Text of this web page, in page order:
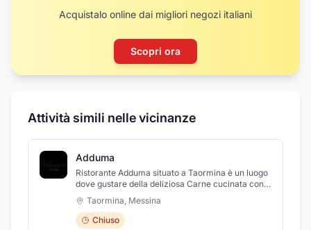
Acquistalo online dai migliori negozi italiani
Scopri ora
Attività simili nelle vicinanze
Adduma
Ristorante Adduma situato a Taormina è un luogo
dove gustare della deliziosa Carne cucinata con
professionalità, abbinata a fantastici cocktail fatti
in casa. Gli ingredienti del menù di Adduma sono
accuratamente selezionati: freschezza e qualità
Taormina, Messina
Chiuso